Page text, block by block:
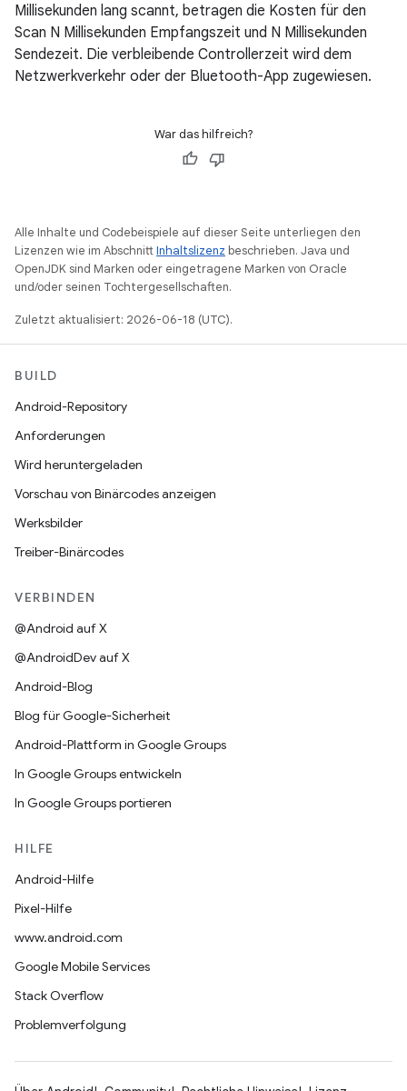
Millisekunden lang scannt, betragen die Kosten für den
Scan N Millisekunden Empfangszeit und N Millisekunden
Sendezeit. Die verbleibende Controllerzeit wird dem
Netzwerkverkehr oder der Bluetooth-App zugewiesen.
War das hilfreich?
Alle Inhalte und Codebeispiele auf dieser Seite unterliegen den
Lizenzen wie im AbschnittInhaltslizenz beschrieben. Java und
OpenJDK sind Marken oder eingetragene Marken von Oracle
und/oder seinen Tochtergesellschaften.
Zuletzt aktualisiert: 2026-06-18 (UTC).
BUILD
Android-Repository
Anforderungen
Wird heruntergeladen
Vorschau von Binärcodes anzeigen
Werksbilder
Treiber-Binärcodes
VERBINDEN
@Android auf X
@AndroidDev auf X
Android-Blog
Blog für Google-Sicherheit
Android-Plattform in Google Groups
In Google Groups entwickeln
In Google Groups portieren
HILFE
Android-Hilfe
Pixel-Hilfe
www.android.com
Google Mobile Services
Stack Overflow
Problemverfolgung